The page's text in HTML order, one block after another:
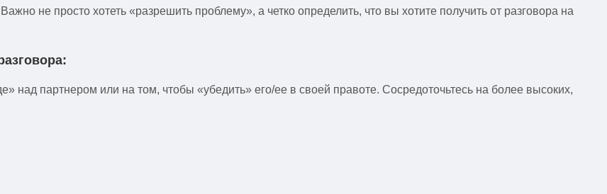
не просто хотеть «разрешить проблему», а четко определить, что вы хотите получить от разговора на
над партнером или на том, чтобы «убедить» его/ее в своей правоте. Сосредоточьтесь на более высоких,